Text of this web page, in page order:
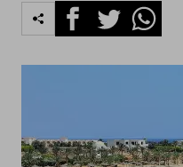
FacebookTwitterWhatsapp